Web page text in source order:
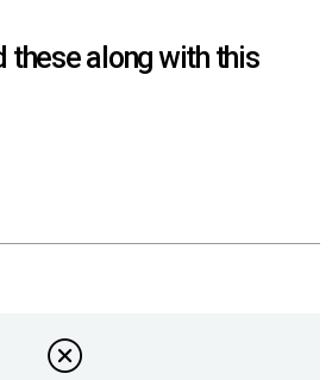
these along with this